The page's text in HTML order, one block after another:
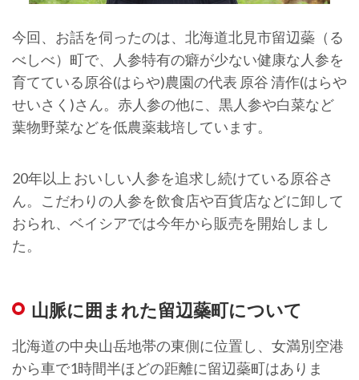
今回、お話を伺ったのは、北海道北見市留辺蘂（る
べしべ）町で、人参特有の癖が少ない健康な人参を
育てている原谷(はらや)農園の代表 原谷 清作(はらや
せいさく)さん。赤人参の他に、黒人参や白菜など
葉物野菜などを低農薬栽培しています。
20年以上 おいしい人参を追求し続けている原谷さ
ん。こだわりの人参を飲食店や百貨店などに卸して
おられ、ベイシアでは今年から販売を開始しまし
た。
山脈に囲まれた留辺蘂町について
北海道の中央山岳地帯の東側に位置し、女満別空港
から車で1時間半ほどの距離に留辺蘂町はありま